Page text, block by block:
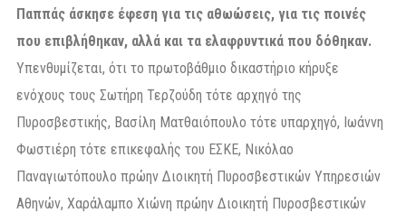
Παππάς άσκησε έφεση για τις αθωώσεις, για τις ποινές
που επιβλήθηκαν, αλλά και τα ελαφρυντικά που δόθηκαν.
Υπενθυμίζεται, ότι το πρωτοβάθμιο δικαστήριο κήρυξε
ενόχους τους Σωτήρη Τερζούδη τότε αρχηγό της
Πυροσβεστικής, Βασίλη Ματθαιόπουλο τότε υπαρχηγό, Ιωάννη
Φωστιέρη τότε επικεφαλής του ΕΣΚΕ, Νικόλαο
Παναγιωτόπουλο πρώην Διοικητή Πυροσβεστικών Υπηρεσιών
Αθηνών, Χαράλαμπο Χιώνη πρώην Διοικητή Πυροσβεστικών